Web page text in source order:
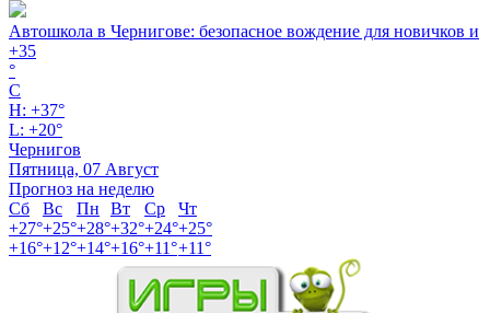
Автошкола в Чернигове: безопасное вождение для новичков и
+35
°
C
H: +37°
L: +20°
Чернигов
Пятница, 07 Август
Прогноз на неделю
Сб
Вс Пн Вт Ср
Чт
+27°+25°+28°+32°+24°+25°
+16°+12°+14°+16°+11°+11°